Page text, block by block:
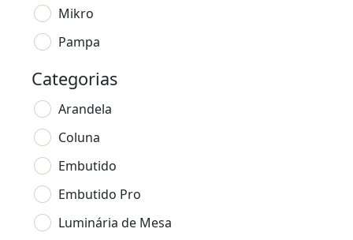
Mikro
Pampa
Categorias
Arandela
Coluna
Embutido
Embutido Pro
Luminária de Mesa